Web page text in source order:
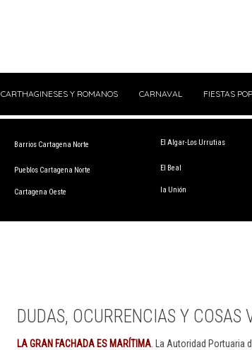
CARTHAGINESES Y ROMANOS CARNAVAL FIESTAS
Barrios Cartagena Norte
Pueblos Cartagena Norte
Cartagena Oeste
El Algar-Los Urrutias
El Beal
la Unión
DUDAS, OCURRENCIAS Y COSAS
LA GRAN FACHADA ES MARÍTIMA . La Autoridad